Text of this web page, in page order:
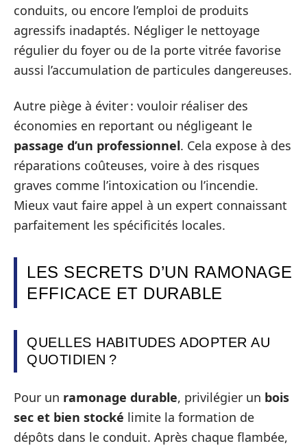
conduits, ou encore l’emploi de produits
agressifs inadaptés. Négliger le nettoyage
régulier du foyer ou de la porte vitrée favorise
aussi l’accumulation de particules dangereuses.
Autre piège à éviter : vouloir réaliser des
économies en reportant ou négligeant le
passage d’un professionnel. Cela expose à des
réparations coûteuses, voire à des risques
graves comme l’intoxication ou l’incendie.
Mieux vaut faire appel à un expert connaissant
parfaitement les spécificités locales.
LES SECRETS D’UN RAMONAGE
EFFICACE ET DURABLE
QUELLES HABITUDES ADOPTER AU
QUOTIDIEN ?
Pour un ramonage durable, privilégier un bois
sec et bien stocké limite la formation de
dépôts dans le conduit. Après chaque flambée,